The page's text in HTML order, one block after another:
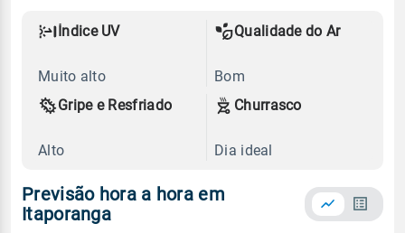
Índice UV
Muito alto
Qualidade do Ar
Bom
Gripe e Resfriado
Alto
Churrasco
Dia ideal
Previsão hora a hora em
Itaporanga